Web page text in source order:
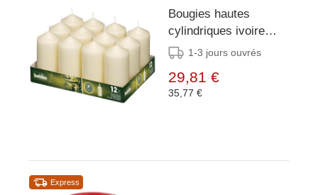
Bougies hautes
cylindriques ivoire
Bolsius 120mm (lot de
1-3 jours ouvrés
29,81 €
35,77 €
Express